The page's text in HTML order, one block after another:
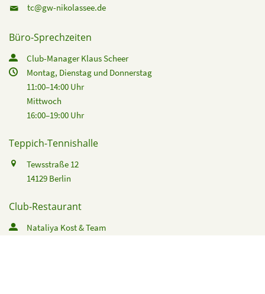
tc@gw-nikolassee.de
Büro-Sprechzeiten
Club-Manager Klaus Scheer
Montag, Dienstag und Donnerstag
11:00–14:00 Uhr
Mittwoch
16:00–19:00 Uhr
Teppich-Tennishalle
Tewsstraße 12
14129 Berlin
Club-Restaurant
Nataliya Kost & Team